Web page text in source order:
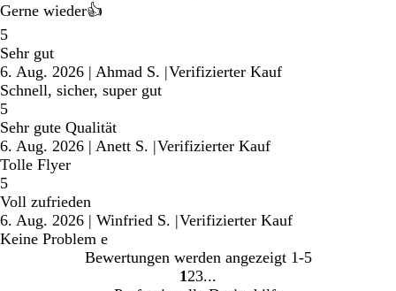
Gerne wieder👍
5
Sehr gut
6. Aug. 2026 | Ahmad S. |Verifizierter Kauf
Schnell, sicher, super gut
5
Sehr gute Qualität
6. Aug. 2026 | Anett S. |Verifizierter Kauf
Tolle Flyer
5
Voll zufrieden
6. Aug. 2026 | Winfried S. |Verifizierter Kauf
Keine Problem e
Bewertungen werden angezeigt 1-5
Gehe
1 Gehe
2 Gehe
3